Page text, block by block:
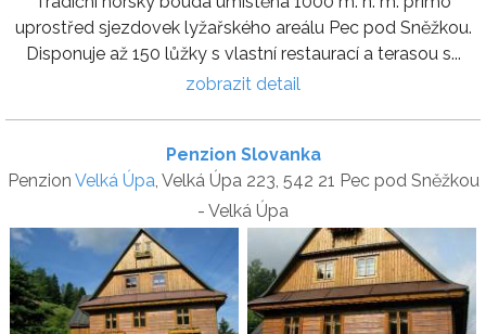
uprostřed sjezdovek lyžařského areálu Pec pod Sněžkou.
Disponuje až 150 lůžky s vlastní restaurací a terasou s...
zobrazit detail
Penzion Slovanka
Penzion Velká Úpa , Velká Úpa 223, 542 21 Pec pod Sněžkou
- Velká Úpa